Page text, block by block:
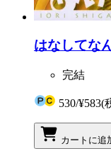
はなしてな
完結
530/¥583(
カートに追